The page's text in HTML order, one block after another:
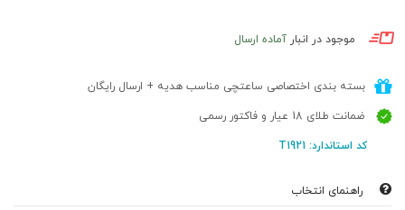
موجود در انبار آماده ارسال
بسته بندی اختصاصی ساعتچی مناسب هدیه + ارسال رایگان
ضمانت طلای 18 عیار و فاکتور رسمی
کد استاندارد: T1921
راهنمای انتخاب